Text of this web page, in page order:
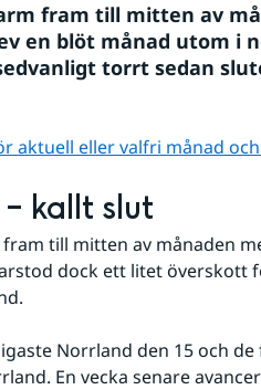
fram till mitten av
en blöt månad utom i
torrt sedan
aktuell eller valfri månad och
kallt slut
till mitten av månaden
dock ett litet överskott
En vecka senare